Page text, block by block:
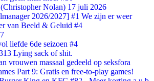
Nolan) 17 juli 2026
2026/2027] #1 We zijn er weer
van Beeld & Geluid #4
liefde 6de seizoen #4
Lying sack of shit.
vrouwen massaal gedeeld op seksfora
Part 9: Gratis en free-to-play games!